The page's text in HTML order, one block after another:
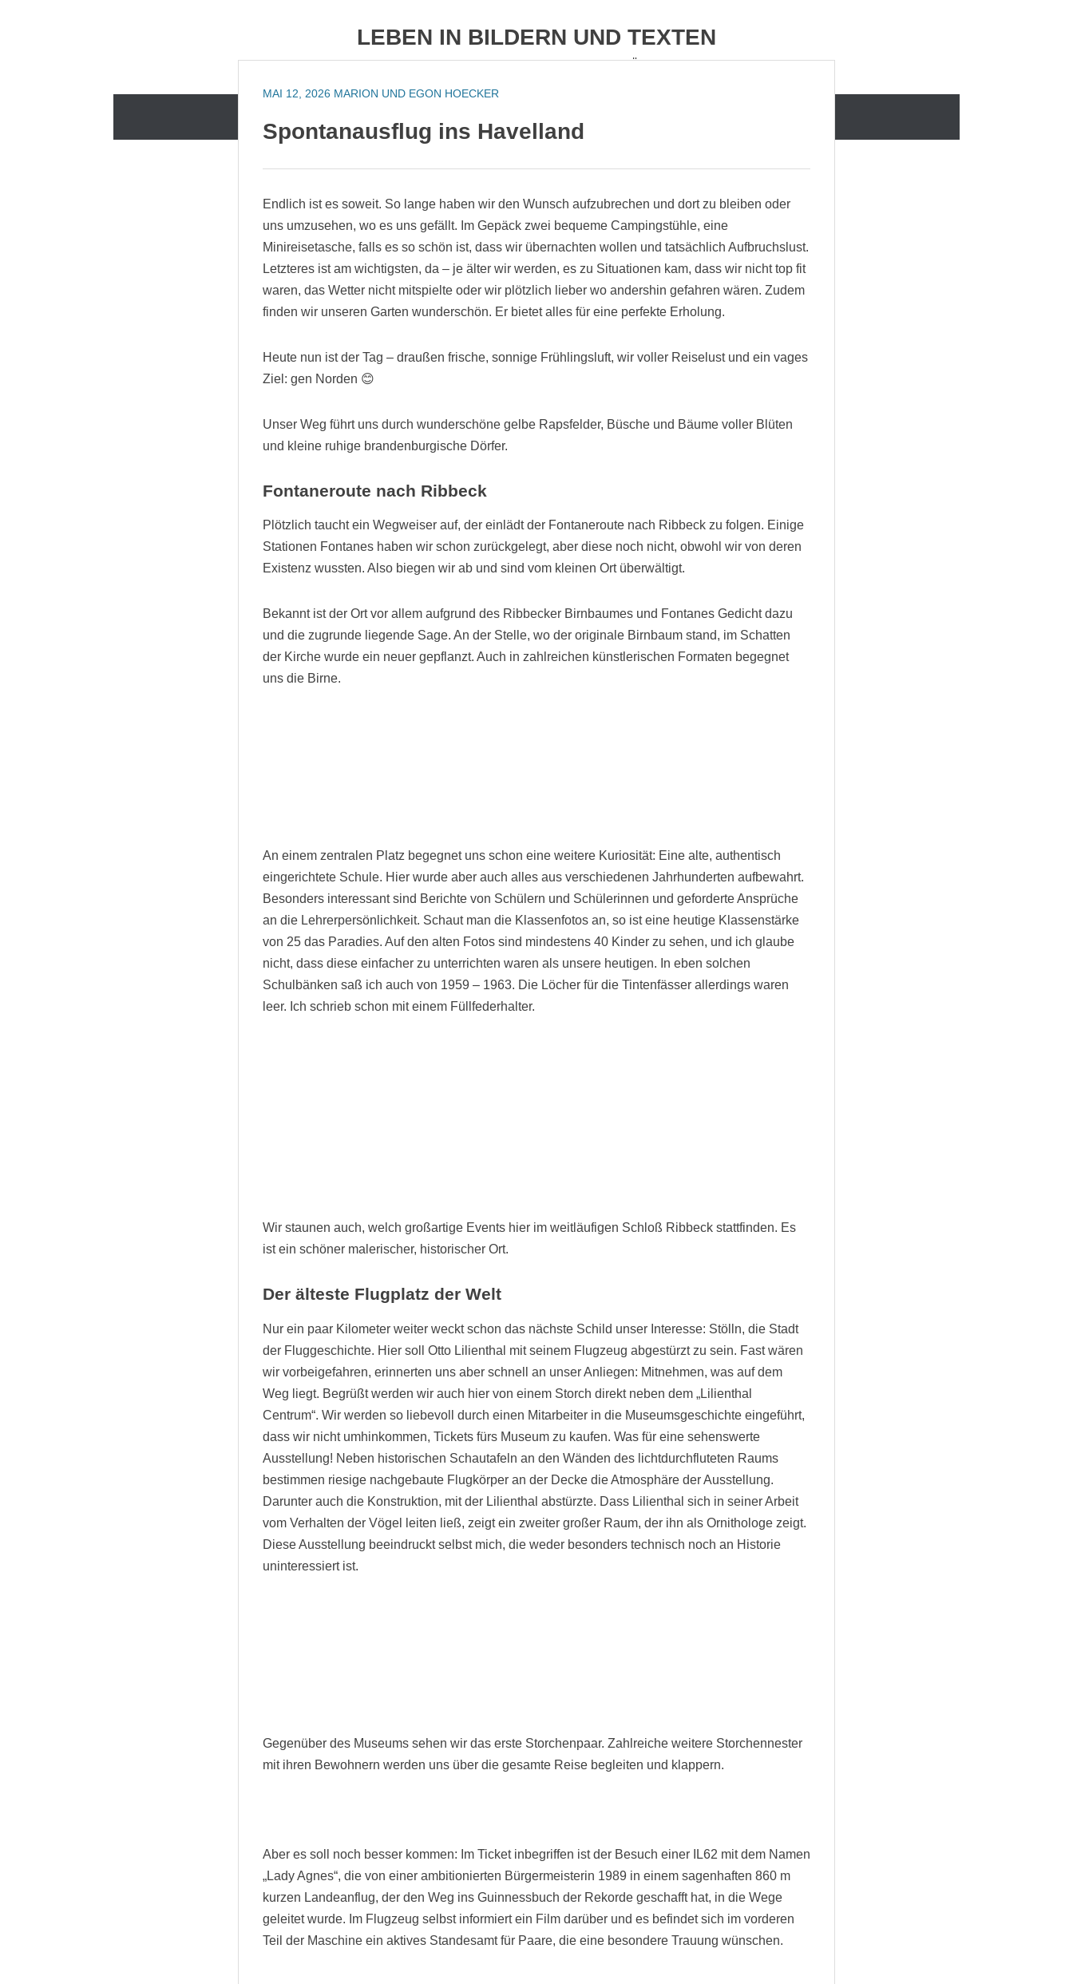
LEBEN IN BILDERN UND TEXTEN
HOMEPAGE VON MARION UND EGON HÖCKER
MAI 12, 2026 MARION UND EGON HOECKER
Spontanausflug ins Havelland
Endlich ist es soweit. So lange haben wir den Wunsch aufzubrechen und dort zu bleiben oder
uns umzusehen, wo es uns gefällt. Im Gepäck zwei bequeme Campingstühle, eine
Minireisetasche, falls es so schön ist, dass wir übernachten wollen und tatsächlich Aufbruchslust.
Letzteres ist am wichtigsten, da – je älter wir werden, es zu Situationen kam, dass wir nicht top fit
waren, das Wetter nicht mitspielte oder wir plötzlich lieber wo andershin gefahren wären. Zudem
finden wir unseren Garten wunderschön. Er bietet alles für eine perfekte Erholung.
Heute nun ist der Tag – draußen frische, sonnige Frühlingsluft, wir voller Reiselust und ein vages
Ziel: gen Norden 😊
Unser Weg führt uns durch wunderschöne gelbe Rapsfelder, Büsche und Bäume voller Blüten
und kleine ruhige brandenburgische Dörfer.
Fontaneroute nach Ribbeck
Plötzlich taucht ein Wegweiser auf, der einlädt der Fontaneroute nach Ribbeck zu folgen. Einige
Stationen Fontanes haben wir schon zurückgelegt, aber diese noch nicht, obwohl wir von deren
Existenz wussten. Also biegen wir ab und sind vom kleinen Ort überwältigt.
Bekannt ist der Ort vor allem aufgrund des Ribbecker Birnbaumes und Fontanes Gedicht dazu
und die zugrunde liegende Sage. An der Stelle, wo der originale Birnbaum stand, im Schatten
der Kirche wurde ein neuer gepflanzt. Auch in zahlreichen künstlerischen Formaten begegnet
uns die Birne.
An einem zentralen Platz begegnet uns schon eine weitere Kuriosität: Eine alte, authentisch
eingerichtete Schule. Hier wurde aber auch alles aus verschiedenen Jahrhunderten aufbewahrt.
Besonders interessant sind Berichte von Schülern und Schülerinnen und geforderte Ansprüche
an die Lehrerpersönlichkeit. Schaut man die Klassenfotos an, so ist eine heutige Klassenstärke
von 25 das Paradies. Auf den alten Fotos sind mindestens 40 Kinder zu sehen, und ich glaube
nicht, dass diese einfacher zu unterrichten waren als unsere heutigen. In eben solchen
Schulbänken saß ich auch von 1959 – 1963. Die Löcher für die Tintenfässer allerdings waren
leer. Ich schrieb schon mit einem Füllfederhalter.
Wir staunen auch, welch großartige Events hier im weitläufigen Schloß Ribbeck stattfinden. Es
ist ein schöner malerischer, historischer Ort.
Der älteste Flugplatz der Welt
Nur ein paar Kilometer weiter weckt schon das nächste Schild unser Interesse: Stölln, die Stadt
der Fluggeschichte. Hier soll Otto Lilienthal mit seinem Flugzeug abgestürzt zu sein. Fast wären
wir vorbeigefahren, erinnerten uns aber schnell an unser Anliegen: Mitnehmen, was auf dem
Weg liegt. Begrüßt werden wir auch hier von einem Storch direkt neben dem „Lilienthal
Centrum“. Wir werden so liebevoll durch einen Mitarbeiter in die Museumsgeschichte eingeführt,
dass wir nicht umhinkommen, Tickets fürs Museum zu kaufen. Was für eine sehenswerte
Ausstellung! Neben historischen Schautafeln an den Wänden des lichtdurchfluteten Raums
bestimmen riesige nachgebaute Flugkörper an der Decke die Atmosphäre der Ausstellung.
Darunter auch die Konstruktion, mit der Lilienthal abstürzte. Dass Lilienthal sich in seiner Arbeit
vom Verhalten der Vögel leiten ließ, zeigt ein zweiter großer Raum, der ihn als Ornithologe zeigt.
Diese Ausstellung beeindruckt selbst mich, die weder besonders technisch noch an Historie
uninteressiert ist.
Gegenüber des Museums sehen wir das erste Storchenpaar. Zahlreiche weitere Storchennester
mit ihren Bewohnern werden uns über die gesamte Reise begleiten und klappern.
Aber es soll noch besser kommen: Im Ticket inbegriffen ist der Besuch einer IL62 mit dem Namen
„Lady Agnes“, die von einer ambitionierten Bürgermeisterin 1989 in einem sagenhaften 860 m
kurzen Landeanflug, der den Weg ins Guinnessbuch der Rekorde geschafft hat, in die Wege
geleitet wurde. Im Flugzeug selbst informiert ein Film darüber und es befindet sich im vorderen
Teil der Maschine ein aktives Standesamt für Paare, die eine besondere Trauung wünschen.